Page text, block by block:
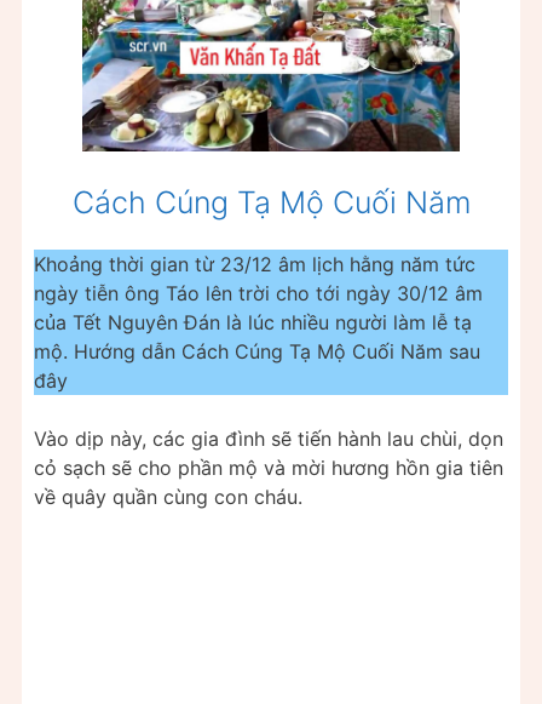
Cách Cúng Tạ Mộ Cuối Năm
Khoảng thời gian từ 23/12 âm lịch hằng năm tức
ngày tiễn ông Táo lên trời cho tới ngày 30/12 âm
của Tết Nguyên Đán là lúc nhiều người làm lễ tạ
mộ. Hướng dẫn Cách Cúng Tạ Mộ Cuối Năm sau
đây
Vào dịp này, các gia đình sẽ tiến hành lau chùi, dọn
cỏ sạch sẽ cho phần mộ và mời hương hồn gia tiên
về quây quần cùng con cháu.